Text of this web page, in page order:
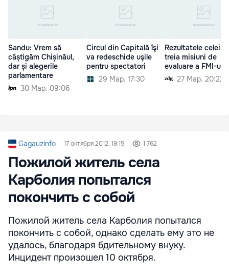
Sandu: Vrem să
câștigăm Chișinăul,
dar și alegerile
parlamentare
30 Мар. 09:06
Circul din Capitală îşi
va redeschide uşile
pentru spectatori
29 Мар. 17:30
Rezultatele celei
treia misiuni de
evaluare a FMI-ului
27 Мар. 20:22
Gagauzinfo 17 октября 2012, 18:15 1 762
Пожилой житель села
Карболия попытался
покончить с собой
Пожилой житель села Карболия попытался
покончить с собой, однако сделать ему это не
удалось, благодаря бдительному внуку.
Инцидент произошел 10 октября.